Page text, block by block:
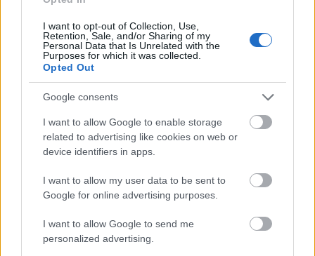
I want to opt-out of Collection, Use,
Retention, Sale, and/or Sharing of my
Personal Data that Is Unrelated with the
Purposes for which it was collected.
Opted Out
Google consents
I want to allow Google to enable storage
related to advertising like cookies on web or
device identifiers in apps.
I want to allow my user data to be sent to
Google for online advertising purposes.
I want to allow Google to send me
personalized advertising.
Budapest a plasztikai sebészet térképén?
ELEMZÉSEK egy órája
Azonosítatlan drón robbant fel a Transz-
Balkán gázvezeték közelében Bulgáriában
HÍREK 9 órája